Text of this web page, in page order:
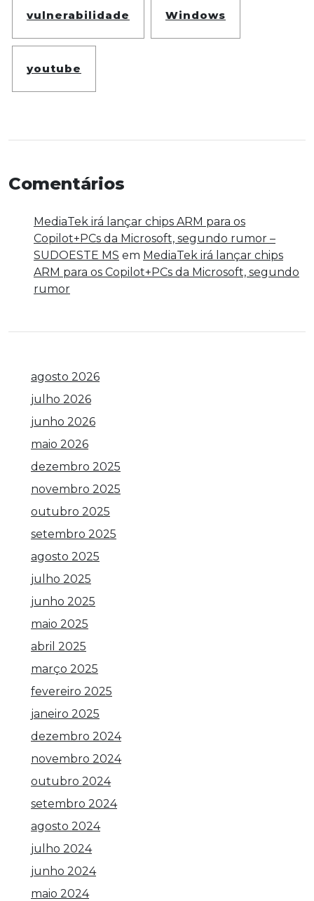
vulnerabilidade Windows
youtube
Comentários
MediaTek irá lançar chips ARM para os
Copilot+PCs da Microsoft, segundo rumor –
SUDOESTE MS em MediaTek irá lançar chips
ARM para os Copilot+PCs da Microsoft, segundo
rumor
agosto 2026
julho 2026
junho 2026
maio 2026
dezembro 2025
novembro 2025
outubro 2025
setembro 2025
agosto 2025
julho 2025
junho 2025
maio 2025
abril 2025
março 2025
fevereiro 2025
janeiro 2025
dezembro 2024
novembro 2024
outubro 2024
setembro 2024
agosto 2024
julho 2024
junho 2024
maio 2024